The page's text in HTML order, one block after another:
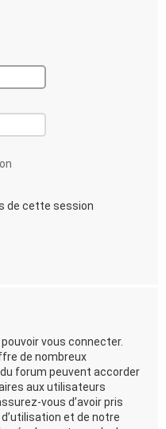
de cette session
vous connecter.
de nombreux
forum peuvent accorder
aux utilisateurs
vous d’avoir pris
et de notre